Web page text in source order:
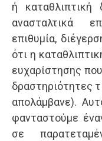
ή καταθλιπτική
ανασταλτικά
επιθυμία,
ότι η
ευχαρίστησης
δραστηριότητες
απολάμβανε).
φανταστούμε
σε